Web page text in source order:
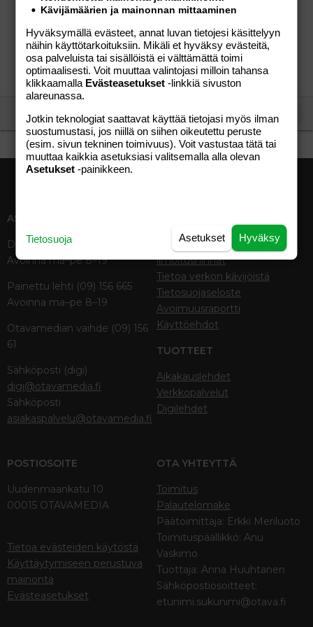
Olisi kiva saada keskustelukavereita samanlaisessa
odotatko vai onko jo lapsia. Olisi mukava päästä
jutustelemaan ja vaihtelemaan...
Arkaea
Viestiketju 16.08.2010 Viestiä: 0
Perhe-elämä
See more
ASIAKASPALVELU
Digipalvelut (09) 156 6227
Avoinna ma–pe 8–19
Painettu lehti (09) 156 665
Avoinna ma–pe 8–19
Otavamedian vaihde (09) 156
61
Sähköposti (digi)
digi@otavamedia.fi
Sähköposti
asiakaspalvelu@otavamedia.fi
Tekniset tiedot, aikataulut ja
ilmoitushinnat
Tietoa verkon kävijöistä
Tietosuojaseloste
Avoimuusraportti
Käyttöehdot
TUOTTEET
Aikakauslehdet
Verkkopalvelut
Digilehdet
POSTIOSOITE
Uudenmaankatu 10
00015 OTAVAMEDIA
Tietoa evästeiden käytöstä
Käyttäytymiseen perustuva
mainonta
Evästeasetukset
OTA YHTEYTTÄ
Toimitus
Palautelomake
Päätoimittaja: Erkki Meriluoto
Toimituspäällikkö: Anu
Vaskimo
Tuottaja: Anna Huuhtanen
Sähköpostiosoitteet:
etunimi.sukunimi@otava.fi
Kävijämäärien ja mainonnan mittaaminen
Hyväksymällä evästeet, annat luvan tietojesi käsittelyyn
näihin käyttötarkoituksiin. Mikäli et hyväksy evästeitä,
osa palveluista tai sisällöistä ei välttämättä toimi
optimaalisesti. Voit muuttaa valintojasi milloin tahansa
klikkaamalla Evästeasetukset -linkkiä sivuston
alareunassa.
Jotkin teknologiat saattavat käyttää tietojasi myös ilman
suostumustasi, jos niillä on siihen oikeutettu peruste
(esim. sivun tekninen toimivuus). Voit vastustaa tätä tai
muuttaa kaikkia asetuksiasi valitsemalla alla olevan
Asetukset -painikkeen.
Hyväksy
Asetukset
Tietosuoja